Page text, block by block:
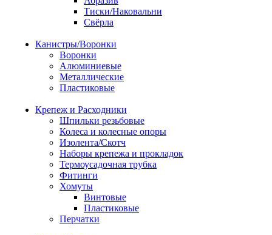
Тиски/Наковальни
Свёрла
Канистры/Воронки
Воронки
Алюминиевые
Металлические
Пластиковые
Крепеж и Расходники
Шпильки резьбовые
Колеса и колесные опоры
Изолента/Скотч
Наборы крепежа и прокладок
Термоусадочная трубка
Фитинги
Хомуты
Винтовые
Пластиковые
Перчатки